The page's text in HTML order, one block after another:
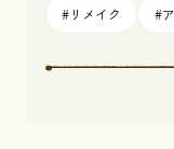
#リメイク #